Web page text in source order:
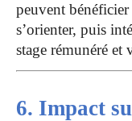
peuvent
s’orienter, puis
stage rémunéré et
6. Impact